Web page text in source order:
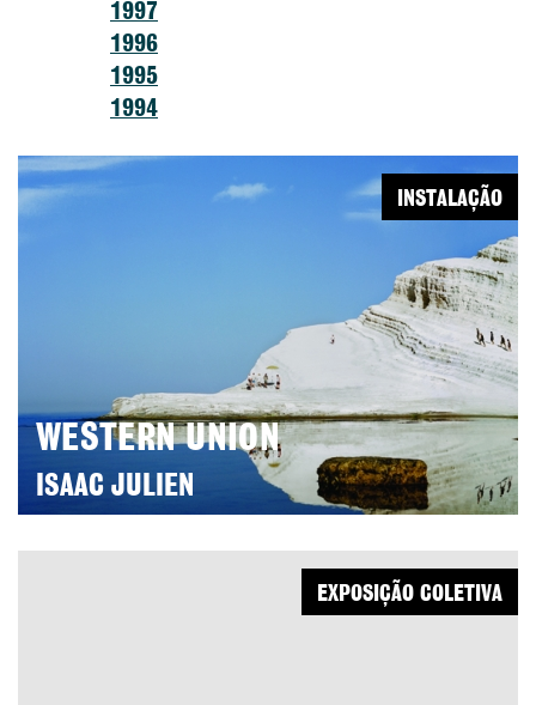
1997
1996
1995
1994
WESTERN UNION
ISAAC JULIEN
INSTALAÇÃO
EXPOSIÇÃO COLETIVA